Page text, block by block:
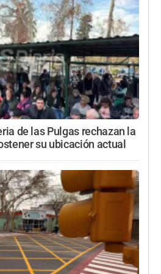
de las Pulgas rechazan la
su ubicación actual